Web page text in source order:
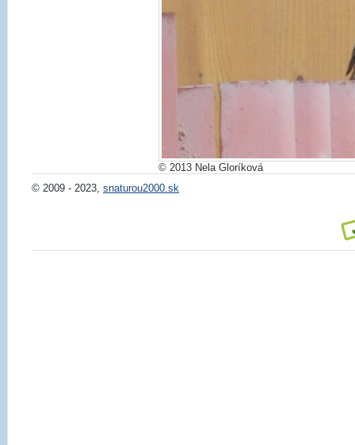
© 2013 Nela Gloríková
© 2009 - 2023, snaturou2000.sk